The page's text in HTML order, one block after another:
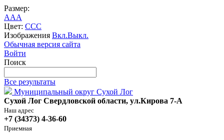
Размер:
AAA
Цвет: CCC
Изображения Вкл.Выкл.
Обычная версия сайта
Войти
Поиск
Все результаты
Муниципальный округ Сухой Лог
Сухой Лог Свердловской области, ул.Кирова 7-А
Наш адрес
+7 (34373) 4-36-60
Приемная